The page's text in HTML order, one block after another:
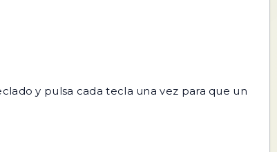
y pulsa cada tecla una vez para que un